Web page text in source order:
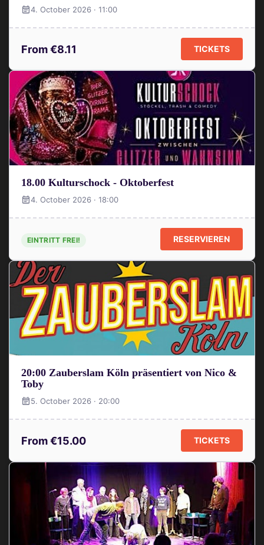
4. October 2026 · 11:00
From €8.11 TICKETS
18.00 Kulturschock - Oktoberfest
4. October 2026 · 18:00
EINTRITT FREI! RESERVIEREN
20:00 Zauberslam Köln präsentiert von Nico &
Toby
5. October 2026 · 20:00
From €15.00 TICKETS